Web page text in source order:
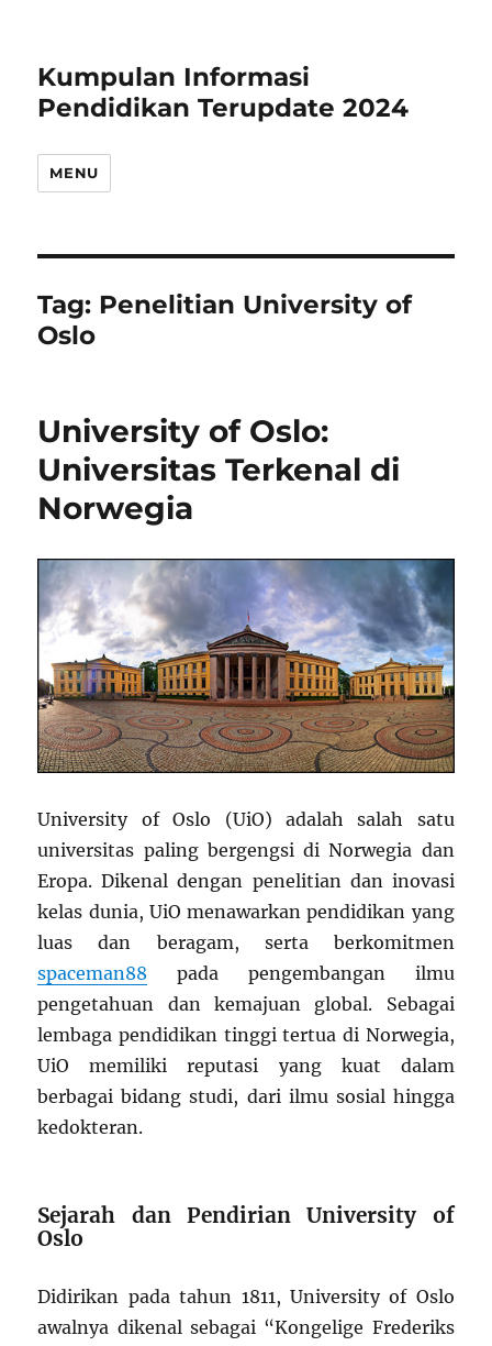
Kumpulan Informasi
Pendidikan Terupdate 2024
MENU
Tag: Penelitian University of
Oslo
University of Oslo:
Universitas Terkenal di
Norwegia
University of Oslo (UiO) adalah salah satu
universitas paling bergengsi di Norwegia dan
Eropa. Dikenal dengan penelitian dan inovasi
kelas dunia, UiO menawarkan pendidikan yang
luas dan beragam, serta berkomitmen
spaceman88 pada pengembangan ilmu
pengetahuan dan kemajuan global. Sebagai
lembaga pendidikan tinggi tertua di Norwegia,
UiO memiliki reputasi yang kuat dalam
berbagai bidang studi, dari ilmu sosial hingga
kedokteran.
Sejarah dan Pendirian University of
Oslo
Didirikan pada tahun 1811, University of Oslo
awalnya dikenal sebagai “Kongelige Frederiks